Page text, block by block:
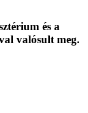
és a
valósult meg.